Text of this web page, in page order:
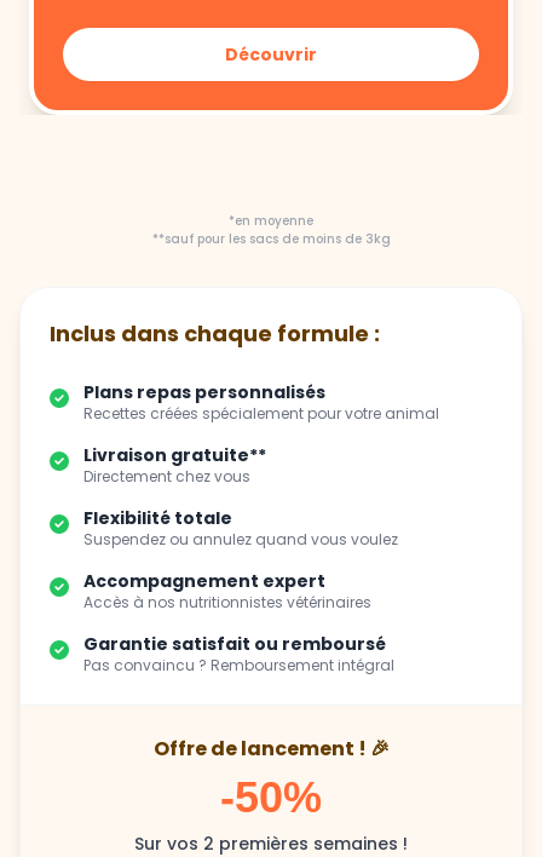
Découvrir
*en moyenne
**sauf pour les sacs de moins de 3kg
Inclus dans chaque formule :
Plans repas personnalisés
Recettes créées spécialement pour votre animal
Livraison gratuite**
Directement chez vous
Flexibilité totale
Suspendez ou annulez quand vous voulez
Accompagnement expert
Accès à nos nutritionnistes vétérinaires
Garantie satisfait ou remboursé
Pas convaincu ? Remboursement intégral
Offre de lancement ! 🎉
-50%
Sur vos 2 premières semaines !